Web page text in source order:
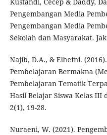
Kustandi, Cecep & Daddy,
Pengembangan Media
Pengembangan Media
Sekolah dan Masyarakat.
Najib, D.A., & Elhefni.
Pembelajaran Bermakna
Pembelajaran Tematik
Hasil Belajar Siswa Kelas III
2(1), 19-28.
Nuraeni, W. (2021).